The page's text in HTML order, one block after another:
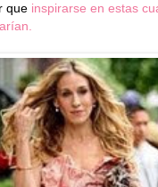
que inspirarse en estas